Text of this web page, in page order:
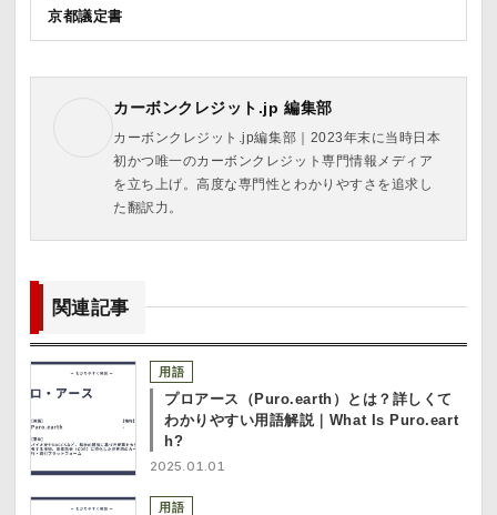
京都議定書
カーボンクレジット.jp 編集部
カーボンクレジット.jp編集部｜2023年末に当時日本
初かつ唯一のカーボンクレジット専門情報メディア
を立ち上げ。高度な専門性とわかりやすさを追求し
た翻訳力。
関連記事
用語
プロアース（Puro.earth）とは？詳しくて
わかりやすい用語解説｜What Is Puro.eart
h?
2025.01.01
用語